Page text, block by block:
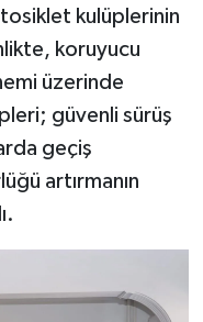
kulüplerinin
koruyucu
üzerinde
güvenli sürüş
geçiş
artırmanın